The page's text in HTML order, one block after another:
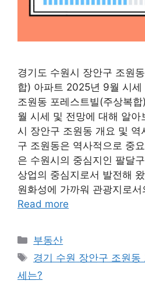
경기도 수원시 장안구 조원
합) 아파트 2025년 9월 시세
조원동 포레스트빌(주상복
월 시세 및 전망에 대해 알아
시 장안구 조원동 개요 및
구 조원동은 역사적으로 중
은 수원시의 중심지인 팔달
상업의 중심지로서 발전해
원화성에 가까워 관광지로
Read more
Categories
부동산
Tags
경기 수원 장안구 조원동
세는?